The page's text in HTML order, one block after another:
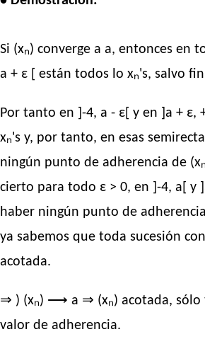
Si (xₙ) converge a a, entonces en
a + ε [ están todos lo xₙ's, salvo
Por tanto en ]-4, a - ε[ y en ]a + ε,
xₙ's y, por tanto, en esas
ningún punto de adherencia de
cierto para todo ε > 0, en ]-4, a[ y
haber ningún punto de
ya sabemos que toda sucesión
acotada.
⇒ ) (xₙ) ⟶ a ⇒ (xₙ) acotada, sólo
valor de adherencia.